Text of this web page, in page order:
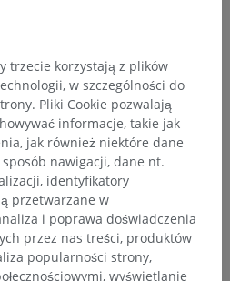
trzecie korzystają z plików
w szczególności do
Pliki Cookie pozwalają
informacje, takie jak
jak również niektóre dane
nawigacji, dane nt.
identyfikatory
przetwarzane w
i poprawa doświadczenia
przez nas treści, produktów
popularności strony,
wyświetlanie